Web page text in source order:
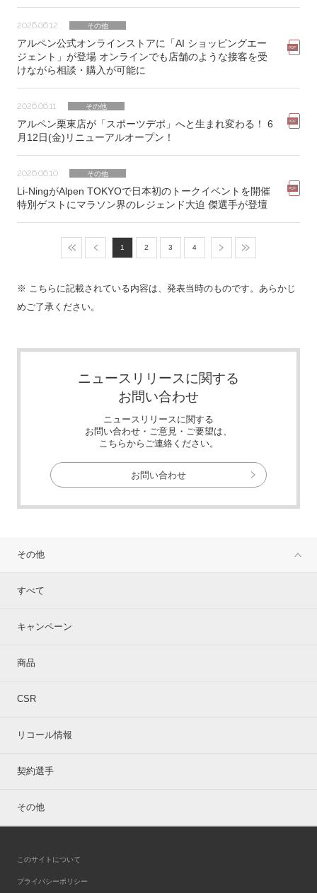
2026.06.12 その他
アルペン公式オンラインストアに「AI ショッピングエー
ジェント」が登場 オンラインでも店舗のような接客を受
けながら相談・購入が可能に
2026.06.11 その他
アルペン栗東店が「スポーツデポ」へと生まれ変わる！ 6
月12日(金)リニューアルオープン！
2026.06.10 その他
Li-NingがAlpen TOKYOで日本初のトークイベントを開催
特別ゲストにマラソン界のレジェンド大迫 傑選手が登壇
1 2 3 4
※ こちらに記載されている内容は、発表当時のものです。あらかじ
めご了承ください。
ニュースリリースに関する
お問い合わせ
ニュースリリースに関する
お問い合わせ・ご意見・ご要望は、
こちらからご連絡ください。
お問い合わせ
その他
すべて
キャンペーン
商品
CSR
リコール情報
契約選手
その他
このサイトについて
プライバシーポリシー